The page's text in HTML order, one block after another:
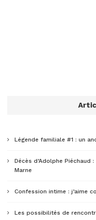
Légende familiale #1 : un
Décès d’Adolphe Piéchaud
Marne
Confession intime : j’aime
Les possibilités de